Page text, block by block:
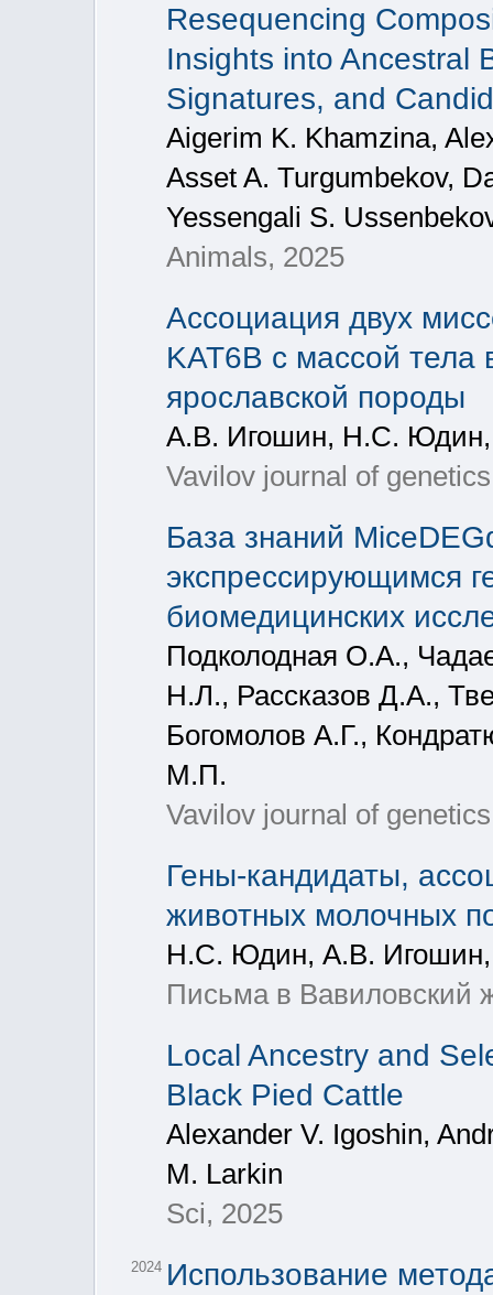
Resequencing
Insights into Ancestral
Signatures, and
Aigerim K. Khamzina,
Asset A. Turgumbekov,
Yessengali S.
Animals, 2025
Ассоциация двух
KAT6B с массой тела
ярославской породы
А.В. Игошин, Н.С.
Vavilov journal of
База знаний
экспрессирующимся
биомедицинских
Подколодная О.А.,
Н.Л., Рассказов Д.А.,
Богомолов А.Г.,
М.П.
Vavilov journal of
Гены-кандидаты,
животных молочных
Н.С. Юдин, А.В.
Письма в Вавиловский
Local Ancestry and
Black Pied Cattle
Alexander V. Igoshin,
M. Larkin
Sci, 2025
2024 Использование